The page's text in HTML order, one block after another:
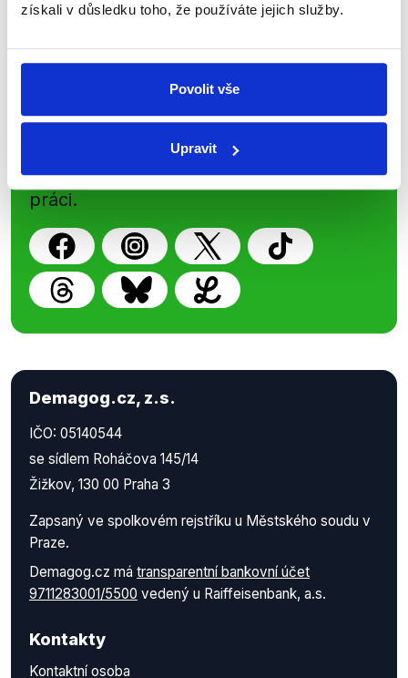
získali v důsledku toho, že používáte jejich služby.
Povolit vše
Upravit
Sociální sítě
Nenechte si ujít nejnovější události
z Demagog.cz. Sdílením našich
příspěvků přátelům podpoříte naši
práci.
Demagog.cz, z.s.
IČO: 05140544
se sídlem Roháčova 145/14
Žižkov, 130 00 Praha 3
Zapsaný ve spolkovém rejstříku u Městského soudu v
Praze.
Demagog.cz má transparentní bankovní účet
9711283001/5500 vedený u Raiffeisenbank, a.s.
Kontakty
Kontaktní osoba